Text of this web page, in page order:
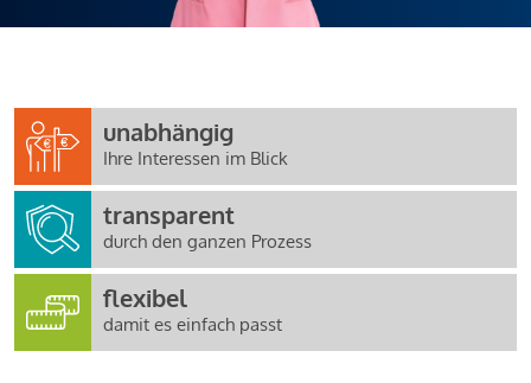
unabhängig
Ihre Interessen im Blick
transparent
durch den ganzen Prozess
flexibel
damit es einfach passt